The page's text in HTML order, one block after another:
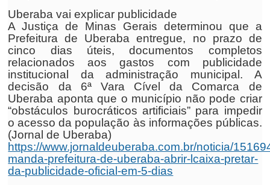
Uberaba vai explicar publicidade
A Justiça de Minas Gerais determinou que a
Prefeitura de Uberaba entregue, no prazo de
cinco dias úteis, documentos completos
relacionados aos gastos com publicidade
institucional da administração municipal. A
decisão da 6ª Vara Cível da Comarca de
Uberaba aponta que o município não pode criar
“obstáculos burocráticos artificiais” para impedir
o acesso da população às informações públicas.
(Jornal de Uberaba)
https://www.jornaldeuberaba.com.br/noticia/
manda-prefeitura-de-uberaba-abrir-lcaixa-pretar-
da-publicidade-oficial-em-5-dias